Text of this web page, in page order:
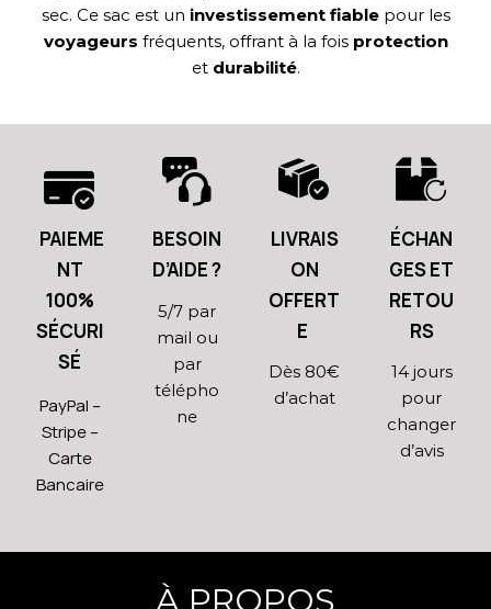
sec. Ce sac est un investissement fiablepour les
voyageurs fréquents, offrant à la fois protection
et durabilité.
PAIEME
NT
100%
SÉCURI
SÉ
PayPal –
Stripe –
Carte
Bancaire
BESOIN
D’AIDE ?
5/7 par
mail ou
par
télépho
ne
LIVRAIS
ON
OFFERT
E
Dès 80€
d’achat
ÉCHAN
GES ET
RETOU
RS
14 jours
pour
changer
d’avis